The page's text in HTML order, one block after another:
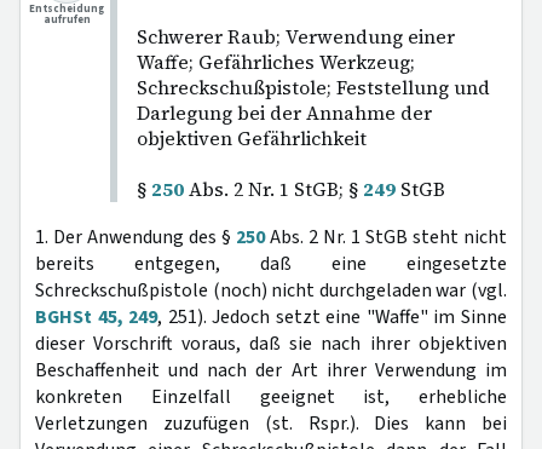
Schwerer Raub; Verwendung einer
Waffe; Gefährliches Werkzeug;
Schreckschußpistole; Feststellung und
Darlegung bei der Annahme der
objektiven Gefährlichkeit
§ 250Abs. 2 Nr. 1 StGB; § 249 StGB
Entscheidung
aufrufen
1. Der Anwendung des § 250Abs. 2 Nr. 1 StGB steht nicht
bereits entgegen, daß eine eingesetzte
Schreckschußpistole (noch) nicht durchgeladen war (vgl.
BGHSt 45, 249, 251). Jedoch setzt eine "Waffe" im Sinne
dieser Vorschrift voraus, daß sie nach ihrer objektiven
Beschaffenheit und nach der Art ihrer Verwendung im
konkreten Einzelfall geeignet ist, erhebliche
Verletzungen zuzufügen (st. Rspr.). Dies kann bei